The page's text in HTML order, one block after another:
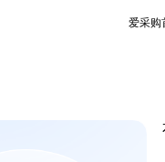
爱采购